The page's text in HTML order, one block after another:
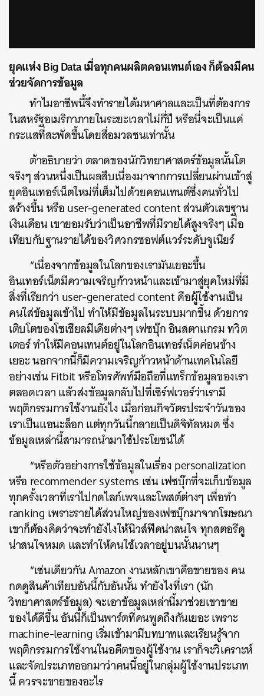
ยุคแห่ง Big Data เมื่อทุกคนผลิตคอนเทนต์เอง ก็ต้องมีคน
ช่วยจัดการข้อมูล
ทำไมอาชีพนี้จึงทำรายได้มหาศาลและเป็นที่ต้องการ
ในสหรัฐอเมริกาภายในระยะเวลาไม่กี่ปี หรือนี่จะเป็นแค่
กระแสที่สะพัดขึ้นโดยสื่อมวลชนเท่านั้น
ต้าอธิบายว่า ตลาดของนักวิทยาศาสตร์ข้อมูลนั้นโต
จริงๆ ส่วนหนึ่งเป็นผลสืบเนื่องมาจากการเปลี่ยนผ่านเข้าสู่
ยุคอินเทอร์เน็ตใหม่ที่เต็มไปด้วยคอนเทนต์ซึ่งคนทั่วไป
สร้างขึ้น หรือ user-generated content ส่วนตัวเลขฐาน
เงินเดือน เขายอมรับว่าเป็นอาชีพที่มีรายได้สูงจริงๆ เมื่อ
เทียบกับฐานรายได้ของวิศวกรซอฟต์แวร์ระดับจูเนียร์
“เนื่องจากข้อมูลในโลกของเรามันเยอะขึ้น
อินเทอร์เน็ตมีความเจริญก้าวหน้าและเข้ามาสู่ยุคใหม่ที่มี
สิ่งที่เรียกว่า user-generated content คือผู้ใช้งานเป็น
คนใส่ข้อมูลเข้าไป ทำให้มีข้อมูลในระบบมากขึ้น ด้วยการ
เติบโตของโซเชียลมีเดียต่างๆ เฟซบุ๊ก อินสตาแกรม ทวิต
เตอร์ ทำให้มีคอนเทนต์อยู่ในโลกอินเทอร์เน็ตค่อนข้าง
เยอะ นอกจากนี้ก็มีความเจริญก้าวหน้าด้านเทคโนโลยี
อย่างเช่น Fitbit หรือโทรศัพท์มือถือที่แทร็กข้อมูลของเรา
ตลอดเวลา แล้วส่งข้อมูลกลับไปที่เซิร์ฟเวอร์ว่าเรามี
พฤติกรรมการใช้งานยังไง เมื่อก่อนกิจวัตรประจำวันของ
เราเป็นแอนะล็อก แต่ทุกวันนี้กลายเป็นดิจิทัลหมด ซึ่ง
ข้อมูลเหล่านี้สามารถนำมาใช้ประโยชน์ได้
“หรือตัวอย่างการใช้ข้อมูลในเรื่อง personalization
หรือ recommender systems เช่น เฟซบุ๊กที่จะเก็บข้อมูล
ทุกครั้งเวลาที่เราไปกดไลก์เพจและโพสต์ต่างๆ เพื่อทำ
ranking เพราะรายได้ส่วนใหญ่ของเฟซบุ๊กมาจากโฆษณา
เขาก็ต้องคิดว่าจะทำยังไงให้นิวส์ฟีดน่าสนใจ ทุกสตอรีดู
น่าสนใจหมด และทำให้คนใช้เวลาอยู่บนนั้นนานๆ
“เช่นเดียวกัน Amazon งานหลักเขาคือขายของ คน
กดดูสินค้าเทียบอันนี้กับอันนั้น ทำยังไงที่เรา (นัก
วิทยาศาสตร์ข้อมูล) จะเอาข้อมูลเหล่านี้มาช่วยเขาขาย
ของได้ดีขึ้น อันนี้ก็เป็นพาร์ตที่คนพูดถึงกันเยอะ เพราะ
machine-learning เริ่มเข้ามามีบทบาทและเรียนรู้จาก
พฤติกรรมการใช้งานในอดีตของผู้ใช้งาน เราก็จะวิเคราะห์
และจัดประเภทออกมาว่าคนนี้อยู่ในกลุ่มผู้ใช้งานประเภท
นี้ ควรจะขายของอะไร